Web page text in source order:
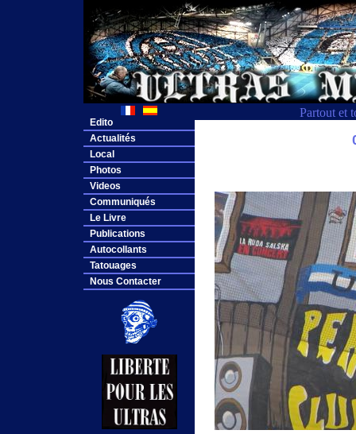
Partout et
Edito
Actualités
Local
Photos
Videos
Communiqués
Le Livre
Publications
Autocollants
Tatouages
Nous Contacter